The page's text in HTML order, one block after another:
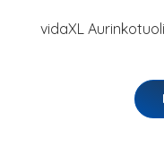
vidaXL